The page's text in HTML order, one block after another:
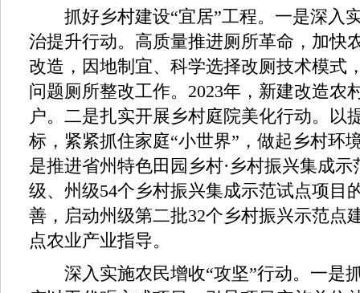
抓好乡村建设“宜居”工程。一是深入
治提升行动。高质量推进厕所革命，加快
改造，因地制宜、科学选择改厕技术模式
问题厕所整改工作。2023年，新建改造农
户。二是扎实开展乡村庭院美化行动。以
标，紧紧抓住家庭“小世界”，做起乡村环
是推进省州特色田园乡村·乡村振兴集成
级、州级54个乡村振兴集成示范试点项目
善，启动州级第二批32个乡村振兴示范点
点农业产业指导。
深入实施农民增收“攻坚”行动。一是